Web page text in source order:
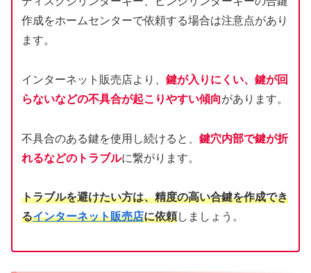
作成をホームセンターで依頼する場合は注意点があり
ます。
インターネット販売店より、 鍵が入りにくい、鍵が回
らないなどの不具合が起こりやすい傾向があります。
不具合のある鍵を使用し続けると、 鍵穴内部で鍵が折
れるなどのトラブルに繋がります。
トラブルを避けたい方は、精度の高い合鍵を作成でき
るインターネット販売店に依頼しましょう。